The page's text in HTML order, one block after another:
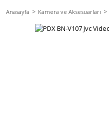
Anasayfa Kamera ve Aksesuarları